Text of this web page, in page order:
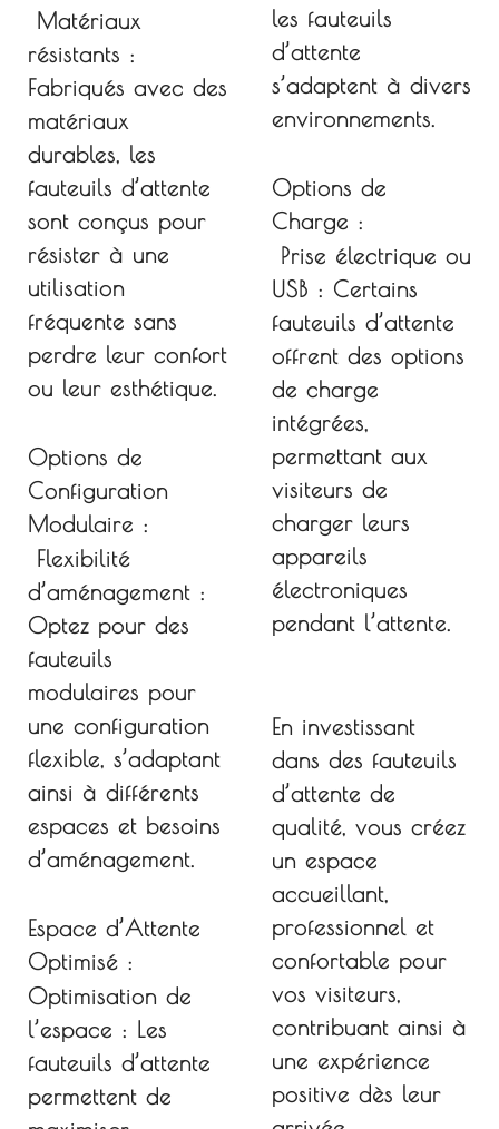
Matériaux
résistants :
Fabriqués avec des
matériaux
durables, les
fauteuils d’attente
sont conçus pour
résister à une
utilisation
fréquente sans
perdre leur confort
ou leur esthétique.
Options de
Configuration
Modulaire :
Flexibilité
d’aménagement :
Optez pour des
fauteuils
modulaires pour
une configuration
flexible, s’adaptant
ainsi à différents
espaces et besoins
d’aménagement.
Espace d’Attente
Optimisé :
Optimisation de
l’espace : Les
fauteuils d’attente
permettent de
les fauteuils
d’attente
s’adaptent à divers
environnements.
Options de
Charge :
Prise électrique ou
USB : Certains
fauteuils d’attente
offrent des options
de charge
intégrées,
permettant aux
visiteurs de
charger leurs
appareils
électroniques
pendant l’attente.
En investissant
dans des fauteuils
d’attente de
qualité, vous créez
un espace
accueillant,
professionnel et
confortable pour
vos visiteurs,
contribuant ainsi à
une expérience
positive dès leur